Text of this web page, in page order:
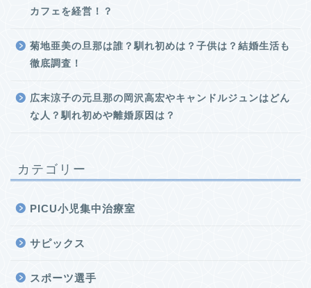
カフェを経営！？
菊地亜美の旦那は誰？馴れ初めは？子供は？結婚生活も
徹底調査！
広末涼子の元旦那の岡沢高宏やキャンドルジュンはどん
な人？馴れ初めや離婚原因は？
カテゴリー
PICU小児集中治療室
サピックス
スポーツ選手